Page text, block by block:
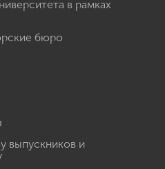
в рамках
бюро
выпускников и